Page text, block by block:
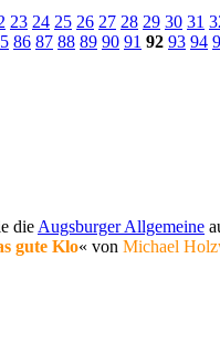
23 24 25 26 27 28 29 30 31
86 87 88 89 90 91 92 93 94
dieAugsburger Allgemeine
gute Klo« von Michael